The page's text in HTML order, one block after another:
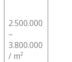
2.500.000
–
3.800.000
/ m²